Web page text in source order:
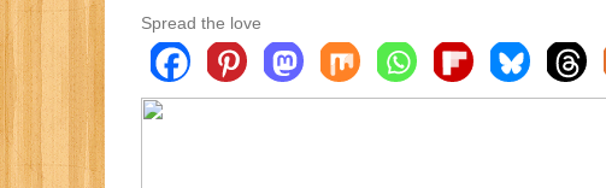
Spread the love